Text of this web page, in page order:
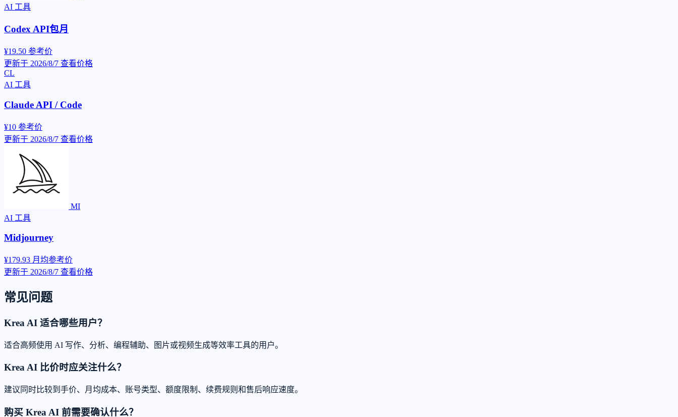
AI 工具
Codex API包月
¥19.50 参考价
更新于 2026/8/7 查看价格
CL
AI 工具
Claude API / Code
¥10 参考价
更新于 2026/8/7 查看价格
MI
AI 工具
Midjourney
¥179.93 月均参考价
更新于 2026/8/7 查看价格
常见问题
Krea AI 适合哪些用户？
适合高频使用 AI 写作、分析、编程辅助、图片或视频生成等效率工具的用户。
Krea AI 比价时应关注什么？
建议同时比较到手价、月均成本、账号类型、额度限制、续费规则和售后响应速度。
购买 Krea AI 前需要确认什么？